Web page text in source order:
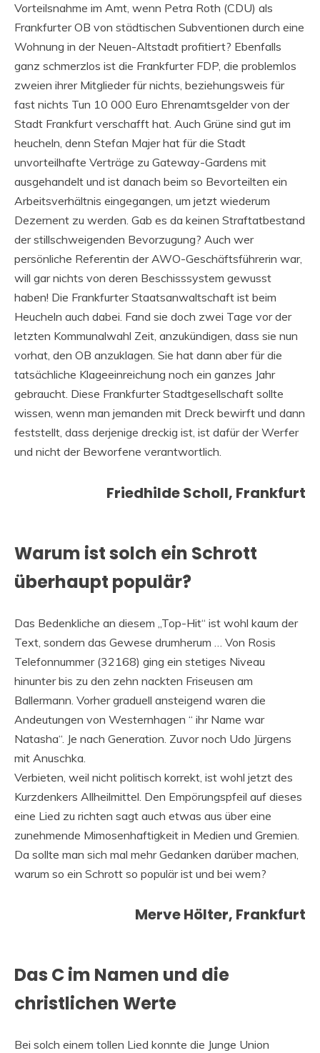
Vorteilsnahme im Amt, wenn Petra Roth (CDU) als
Frankfurter OB von städtischen Subventionen durch eine
Wohnung in der Neuen-Altstadt profitiert? Ebenfalls
ganz schmerzlos ist die Frankfurter FDP, die problemlos
zweien ihrer Mitglieder für nichts, beziehungsweis für
fast nichts Tun 10 000 Euro Ehrenamtsgelder von der
Stadt Frankfurt verschafft hat. Auch Grüne sind gut im
heucheln, denn Stefan Majer hat für die Stadt
unvorteilhafte Verträge zu Gateway-Gardens mit
ausgehandelt und ist danach beim so Bevorteilten ein
Arbeitsverhältnis eingegangen, um jetzt wiederum
Dezernent zu werden. Gab es da keinen Straftatbestand
der stillschweigenden Bevorzugung? Auch wer
persönliche Referentin der AWO-Geschäftsführerin war,
will gar nichts von deren Beschisssystem gewusst
haben! Die Frankfurter Staatsanwaltschaft ist beim
Heucheln auch dabei. Fand sie doch zwei Tage vor der
letzten Kommunalwahl Zeit, anzukündigen, dass sie nun
vorhat, den OB anzuklagen. Sie hat dann aber für die
tatsächliche Klageeinreichung noch ein ganzes Jahr
gebraucht. Diese Frankfurter Stadtgesellschaft sollte
wissen, wenn man jemanden mit Dreck bewirft und dann
feststellt, dass derjenige dreckig ist, ist dafür der Werfer
und nicht der Beworfene verantwortlich.
Friedhilde Scholl, Frankfurt
Warum ist solch ein Schrott
überhaupt populär?
Das Bedenkliche an diesem „Top-Hit“ ist wohl kaum der
Text, sondern das Gewese drumherum … Von Rosis
Telefonnummer (32168) ging ein stetiges Niveau
hinunter bis zu den zehn nackten Friseusen am
Ballermann. Vorher graduell ansteigend waren die
Andeutungen von Westernhagen “ ihr Name war
Natasha“. Je nach Generation. Zuvor noch Udo Jürgens
mit Anuschka.
Verbieten, weil nicht politisch korrekt, ist wohl jetzt des
Kurzdenkers Allheilmittel. Den Empörungspfeil auf dieses
eine Lied zu richten sagt auch etwas aus über eine
zunehmende Mimosenhaftigkeit in Medien und Gremien.
Da sollte man sich mal mehr Gedanken darüber machen,
warum so ein Schrott so populär ist und bei wem?
Merve Hölter, Frankfurt
Das C im Namen und die
christlichen Werte
Bei solch einem tollen Lied konnte die Junge Union